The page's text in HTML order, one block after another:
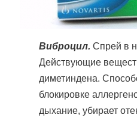
Виброцил. Спрей в
Действующие
диметиндена.
блокировке
дыхание, убирает